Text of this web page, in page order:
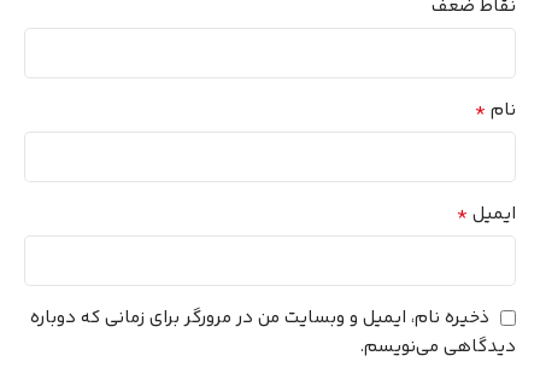
نقاط ضعف
نام *
ایمیل *
ذخیره نام، ایمیل و وبسایت من در مرورگر برای زمانی که دوباره
دیدگاهی می‌نویسم.